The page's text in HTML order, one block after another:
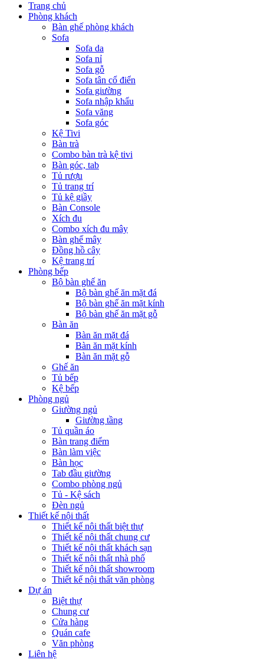
Trang chủ
Phòng khách
Bàn ghế phòng khách
Sofa
Sofa da
Sofa nỉ
Sofa gỗ
Sofa tân cổ điển
Sofa giường
Sofa nhập khẩu
Sofa văng
Sofa góc
Kệ Tivi
Bàn trà
Combo bàn trà kệ tivi
Bàn góc, tab
Tủ rượu
Tủ trang trí
Tủ kệ giầy
Bàn Console
Xích đu
Combo xích đu mây
Bàn ghế mây
Đồng hồ cây
Kệ trang trí
Phòng bếp
Bộ bàn ghế ăn
Bộ bàn ghế ăn mặt đá
Bộ bàn ghế ăn mặt kính
Bộ bàn ghế ăn mặt gỗ
Bàn ăn
Bàn ăn mặt đá
Bàn ăn mặt kính
Bàn ăn mặt gỗ
Ghế ăn
Tủ bếp
Kệ bếp
Phòng ngủ
Giường ngủ
Giường tầng
Tủ quần áo
Bàn trang điểm
Bàn làm việc
Bàn học
Tab đầu giường
Combo phòng ngủ
Tủ - Kệ sách
Đèn ngủ
Thiết kế nội thất
Thiết kế nội thất biệt thự
Thiết kế nội thất chung cư
Thiết kế nội thất khách sạn
Thiết kế nội thất nhà phố
Thiết kế nội thất showroom
Thiết kế nội thất văn phòng
Dự án
Biệt thự
Chung cư
Cửa hàng
Quán cafe
Văn phòng
Liên hệ